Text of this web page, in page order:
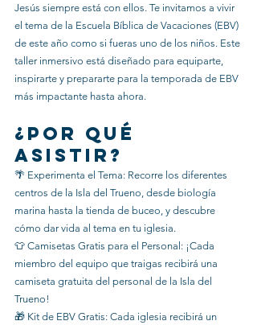
Jesús siempre está con ellos. Te invitamos a vivir
el tema de la Escuela Bíblica de Vacaciones (EBV)
de este año como si fueras uno de los niños. Este
taller inmersivo está diseñado para equiparte,
inspirarte y prepararte para la temporada de EBV
más impactante hasta ahora.
¿Por qué
asistir?
🌴 Experimenta el Tema: Recorre los diferentes
centros de la Isla del Trueno, desde biología
marina hasta la tienda de buceo, y descubre
cómo dar vida al tema en tu iglesia.
👕 Camisetas Gratis para el Personal: ¡Cada
miembro del equipo que traigas recibirá una
camiseta gratuita del personal de la Isla del
Trueno!
🎁 Kit de EBV Gratis: Cada iglesia recibirá un